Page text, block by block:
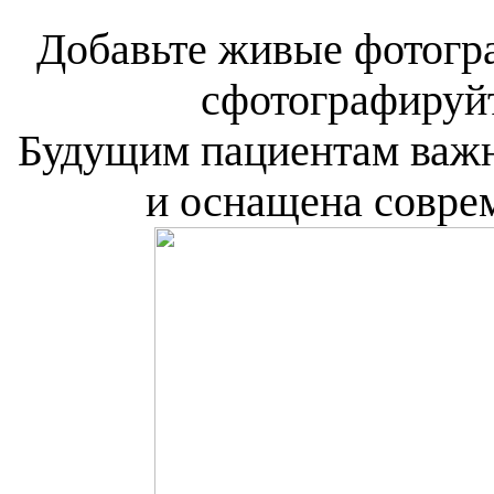
Добавьте живые
Будущим пациентам
и оснащена